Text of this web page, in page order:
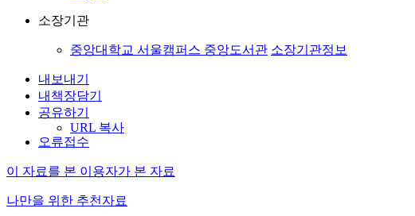
소장기관
중앙대학교 서울캠퍼스 중앙도서관 소장기관정보
내보내기
내책장담기
공유하기
URL 복사
오류접수
이 자료를 본 이용자가 본 자료
나만을 위한 추천자료